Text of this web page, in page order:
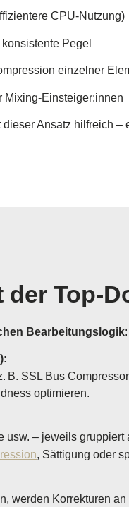
CPU-Nutzung)
Pegel
einzelner
Mixing-Einsteiger:innen
Ansatz hilfreich
Top-
Bearbeitungslogik:
B. SSL Bus
optimieren.
usw. – jeweils gruppiert
, Sättigung oder
werden Korrekturen